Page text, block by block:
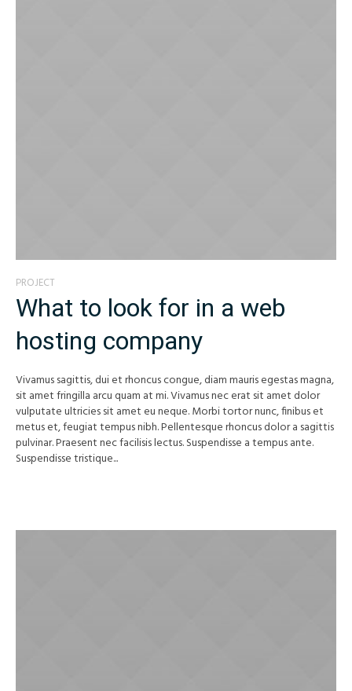
PROJECT
What to look for in a web
hosting company
Vivamus sagittis, dui et rhoncus congue, diam mauris egestas magna,
sit amet fringilla arcu quam at mi. Vivamus nec erat sit amet dolor
vulputate ultricies sit amet eu neque. Morbi tortor nunc, finibus et
metus et, feugiat tempus nibh. Pellentesque rhoncus dolor a sagittis
pulvinar. Praesent nec facilisis lectus. Suspendisse a tempus ante.
Suspendisse tristique...